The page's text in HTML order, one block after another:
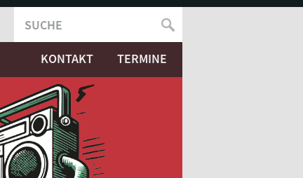
SUCHFORMULAR
SUCHE
KONTAKT TERMINE